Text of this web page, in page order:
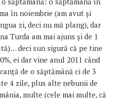
în noiembrie (am avut și
zi, deci nu mă plang), dar
Turda am mai ajuns și de 1
deci sun sigură că pe tine
ei dar vine anul 2011 când
de o săptămână ci de 3
4 zile, plus alte nebunii de
multe (cele mai multe, că